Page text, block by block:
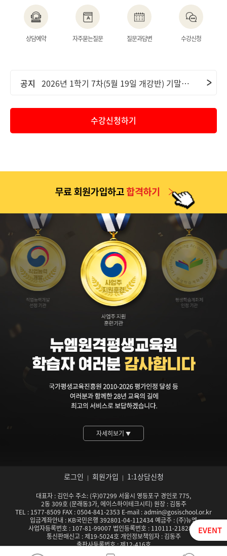
EVENT
상담예약 자주묻는질문 질문과답변 수강신청
공지 2026년 2학기 1차(6월 9일 개강반) 중간고사 기간 안내 및 ..
공지 2026년 1학기 7차(5월 19일 개강반) 기말고사 기간 안내 및..
공지 2026년 9월 1일 개강반(2026년 2학기 4차 개강반) 보육교사..
공지 2026년 2학기 1차(6월 9일 개강반) 중간고사 기간 안내 및 ..
수강신청하기
자세히보기 ▼
로그인 | 회원가입 | 1:1상담신청
대표자 : 김인수 주소: (우)07299 서울시 영등포구 경인로 775,
2동 309호 (문래동3가, 에이스하이테크시티) 원장 : 김동주
TEL : 1577-8509 FAX : 0504-841-2353 E-mail : admin@gosischool.or.kr
입금계좌안내 : KB국민은행 392801-04-112434 예금주 : (주)뉴엠
사업자등록번호 : 107-81-99007 법인등록번호 : 110111-2182824
통신판매신고 : 제19-5024호 개인정보책임자 : 김동주
출판사등록번호 : 제12-416호
서울특별시남부교육청 평생교육시설 등록기관 제142호